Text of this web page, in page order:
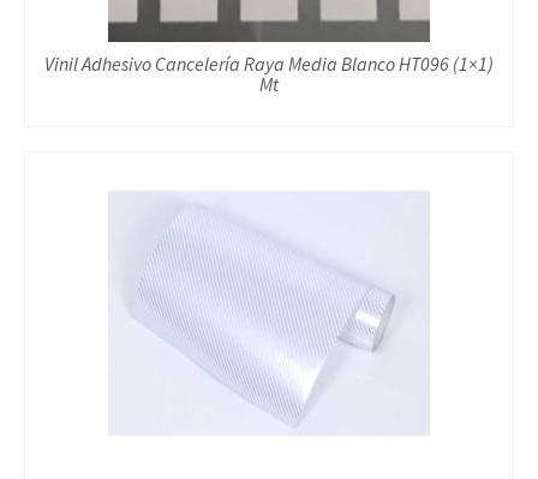
Vinil Adhesivo Cancelería Raya Media Blanco HT096 (1×1)
Mt